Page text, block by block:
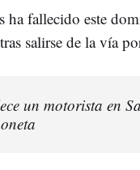
ha fallecido este
salirse de la vía
un motorista en